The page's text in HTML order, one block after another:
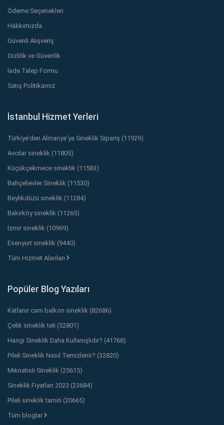
Ödeme Seçenekleri
Hakkımızda
Güvenli Alışveriş
Gizlilik ve Güvenlik
İade Talep Formu
Satış Politikamız
İstanbul Hizmet Yerleri
Türkiye’den Almanya’ya Sineklik Sipariş (11929)
Avcılar sineklik (11805)
Küçükçekmece sineklik (11583)
Bahçelievler Sineklik (11530)
Beylikdüzü sineklik (11284)
Bakırköy sineklik (11265)
İzmir sineklik (10969)
Esenyurt sineklik (9440)
Tüm Hizmet Alanları
Popüler Blog Yazıları
Katlanır cam balkon sineklik (82686)
Çelik sineklik teli (52801)
Hangi Sineklik Daha Kullanışlıdır? (41768)
Pileli Sineklik Nasıl Temizlenir? (32820)
Mıknatıslı Sineklik (25615)
Sineklik Fiyatları 2023 (23684)
Pileli sineklik tamiri (20665)
Tüm bloglar